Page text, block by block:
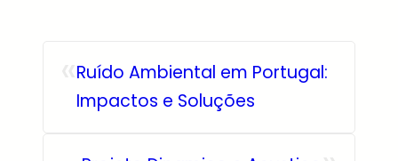
Ruído Ambiental em Portugal:
Impactos e Soluções